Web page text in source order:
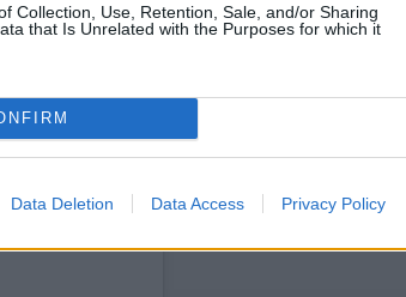
Collection, Use, Retention, Sale, and/or Sharing
that Is Unrelated with the Purposes for which it
Data Deletion Data Access Privacy Policy